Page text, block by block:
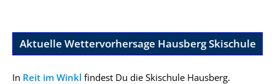
Aktuelle Wettervorhersage Hausberg Skischule
In Reit im Winkl findest Du die Skischule Hausberg.